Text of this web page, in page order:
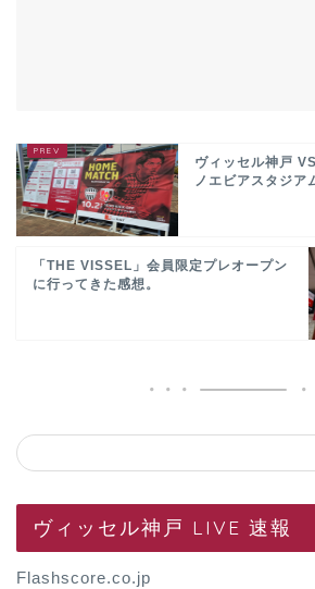
ヴィッセル神戸
ノエビアスタジア
「THE VISSEL」会員限定プレオープン
に行ってきた感想。
ヴィッセル神戸 LIVE 速報
Flashscore.co.jp